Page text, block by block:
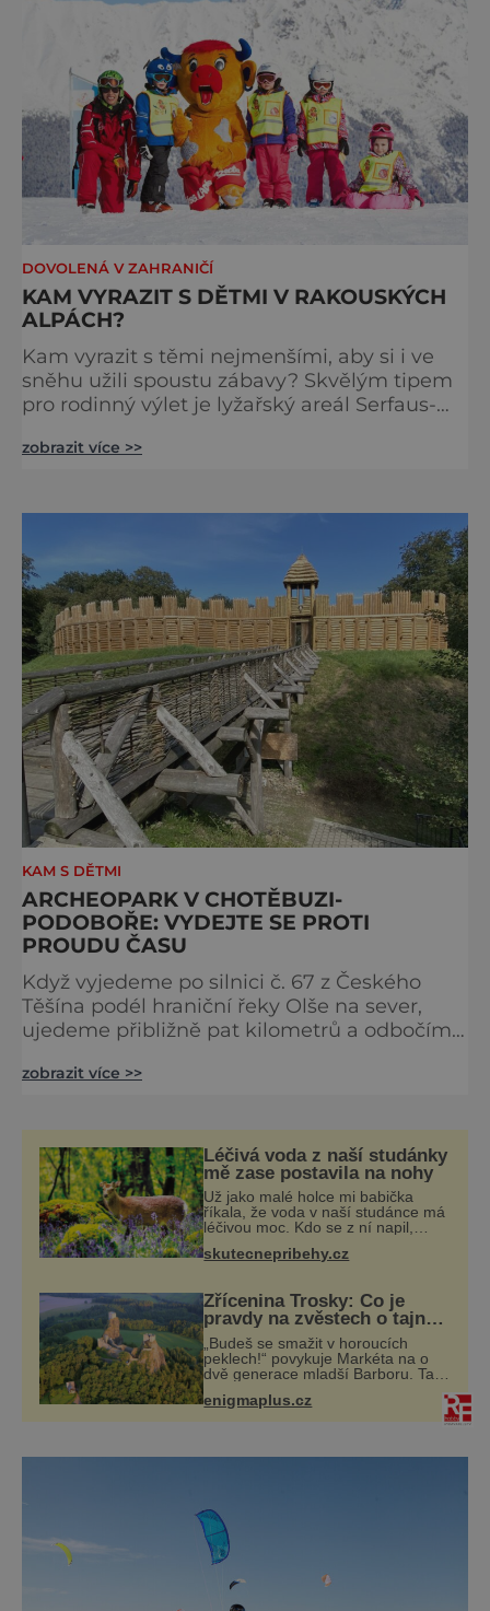
DOVOLENÁ V ZAHRANIČÍ
KAM VYRAZIT S DĚTMI V RAKOUSKÝCH
ALPÁCH?
Kam vyrazit s těmi nejmenšími, aby si i ve
sněhu užili spoustu zábavy? Skvělým tipem
pro rodinný výlet je lyžařský areál Serfaus-
nad tyrolským údolím řeky Inn. Pohádková
celého Tyrolska! Absolutním rájem je Bertina
dětská zem ve Fissu, kde si děti pod
dozorem
zobrazit více >>
KAM S DĚTMI
ARCHEOPARK V CHOTĚBUZI-
PODOBOŘE: VYDEJTE SE PROTI
PROUDU ČASU
Když vyjedeme po silnici č. 67 z Českého
Těšína podél hraniční řeky Olše na sever,
ujedeme přibližně pat kilometrů a odbočíme
stávalo slovanské hradiště. Přesněji řečeno
vystřídali Slované, kteří si tu postavili
opevněné hradisko. Místo si vybrali prozíravě.
zobrazit více >>
Léčivá voda z naší studánky
mě zase postavila na nohy
Už jako malé holce mi babička
říkala, že voda v naší studánce má
léčivou moc. Kdo se z ní napil,
se ulevilo. Ráda vzpomínám na své
skutecnepribehy.cz
Zřícenina Trosky: Co je
pravdy na zvěstech o tajné
chodbě?
„Budeš se smažit v horoucích
peklech!“ povykuje Markéta na o
dvě generace mladší Barboru. Ta jí
za chvíli slovní palbu opětuje. První
je zarytá katolička, druhá
enigmaplus.cz